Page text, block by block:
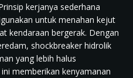
kerjanya sederhana
untuk menahan kejut
kendaraan bergerak. Dengan
shockbreaker hidrolik
yang lebih halus
memberikan kenyamanan